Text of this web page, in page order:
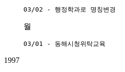
03/02 - 행정학과로 명칭변경
월
03/01 - 동해시청위탁교육
1997